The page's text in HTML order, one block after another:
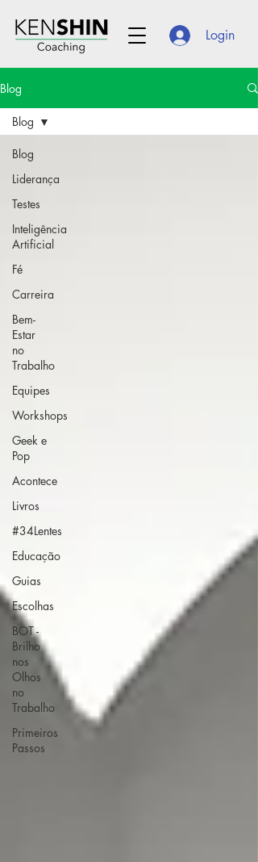
Login
Blog
Blog
Liderança
Testes
Inteligência
Artificial
Fé
Carreira
Bem-
Estar
no
Trabalho
Equipes
Workshops
Geek e
Pop
Acontece
Livros
#34Lentes
Educação
Guias
Escolhas
BOT -
Brilho
nos
Olhos
no
Trabalho
Primeiros
Passos
Blog